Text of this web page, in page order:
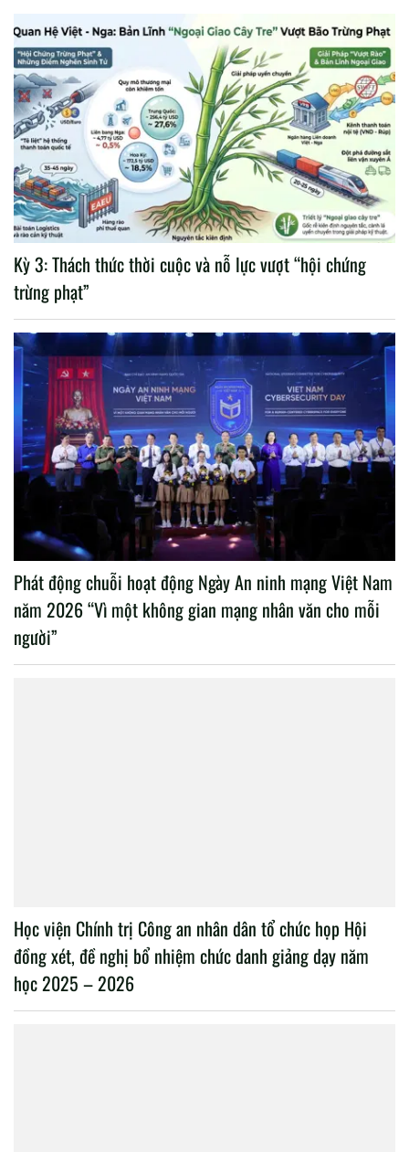
Kỳ 3: Thách thức thời cuộc và nỗ lực vượt “hội chứng
trừng phạt”
Phát động chuỗi hoạt động Ngày An ninh mạng Việt Nam
năm 2026 “Vì một không gian mạng nhân văn cho mỗi
người”
Học viện Chính trị Công an nhân dân tổ chức họp Hội
đồng xét, đề nghị bổ nhiệm chức danh giảng dạy năm
học 2025 – 2026